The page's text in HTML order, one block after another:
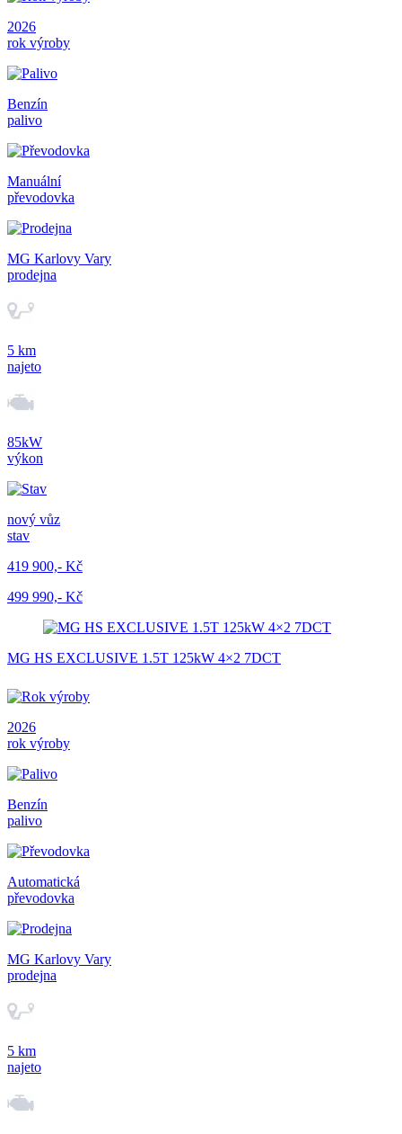
2026
rok výroby
Benzín
palivo
Manuální
převodovka
MG Karlovy Vary
prodejna
5 km
najeto
85kW
výkon
nový vůz
stav
419 900,- Kč
499 990,- Kč
MG HS EXCLUSIVE 1.5T 125kW 4×2 7DCT
2026
rok výroby
Benzín
palivo
Automatická
převodovka
MG Karlovy Vary
prodejna
5 km
najeto